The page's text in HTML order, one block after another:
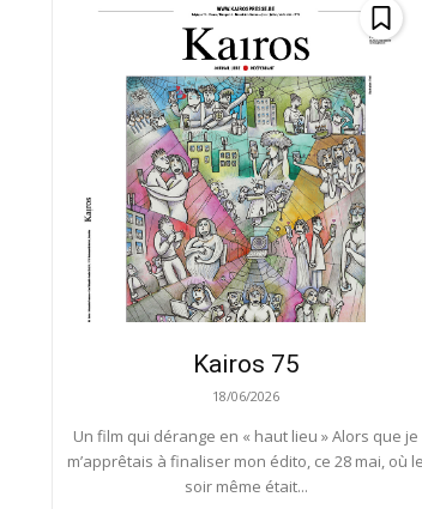
Kairos 75
18/06/2026
Un film qui dérange en « haut lieu » Alors que je
m’apprêtais à finaliser mon édito, ce 28 mai, où le
soir même était...